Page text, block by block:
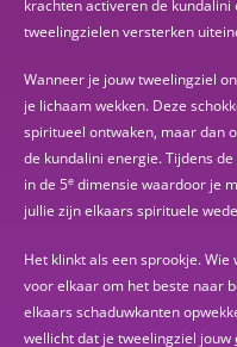
krachten activeren de
tweelingzielen versterken
Wanneer je jouw tweelingziel
je lichaam wekken. Deze
spiritueel ontwaken, maar dan
de kundalini energie. Tijdens
in de 5e dimensie waardoor je
jullie zijn elkaars spirituele
Het klinkt als een sprookje.
voor elkaar om het beste naar
elkaars schaduwkanten
wellicht dat je tweelingziel jouw